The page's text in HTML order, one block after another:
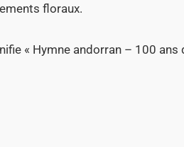
floraux.
« Hymne andorran – 100 ans